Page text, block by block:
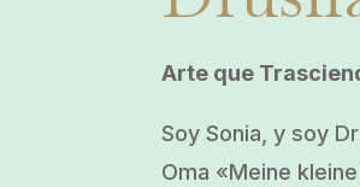
Arte que
Soy Sonia, y soy
Oma «Meine